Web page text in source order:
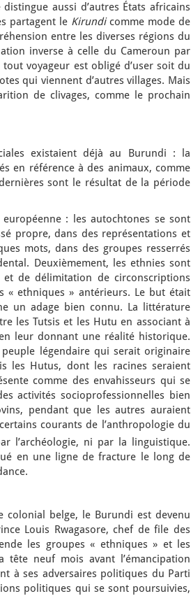
aussi d’autres États africains
partagent le Kirundicomme mode de
entre les diverses régions du
inverse à celle du Cameroun par
voyageur est obligé d’user soit du
qui viennent d’autres villages. Mais
de clivages, comme le prochain
existaient déjà au Burundi : la
en référence à des animaux, comme
sont le résultat de la période
: les autochtones se sont
propre, dans des représentations et
mots, dans des groupes resserrés
Deuxièmement, les ethnies sont
et de délimitation de circonscriptions
« ethniques » antérieurs. Le but était
un adage bien connu. La littérature
les Tutsis et les Hutu en associant à
leur donnant une réalité historique.
légendaire qui serait originaire
les Hutus, dont les racines seraient
comme des envahisseurs qui se
activités socioprofessionnelles bien
pendant que les autres auraient
courants de l’anthropologie du
l’archéologie, ni par la linguistique.
en une ligne de fracture le long de
colonial belge, le Burundi est devenu
Louis Rwagasore, chef de file des
les groupes « ethniques » et les
tête neuf mois avant l’émancipation
à ses adversaires politiques du Parti
politiques qui se sont poursuivies,